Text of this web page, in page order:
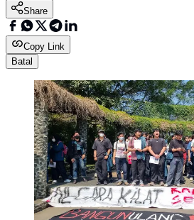
Share
Copy Link
Batal